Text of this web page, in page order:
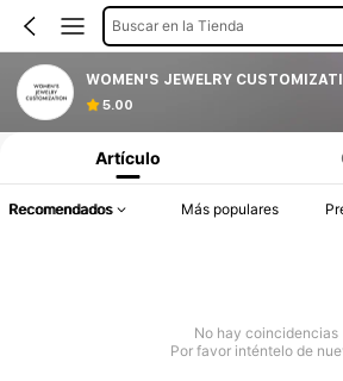
Buscar en la Tienda
5.00
Artículo
Recomendados Más populares
No hay coincidencias
Por favor inténtelo de